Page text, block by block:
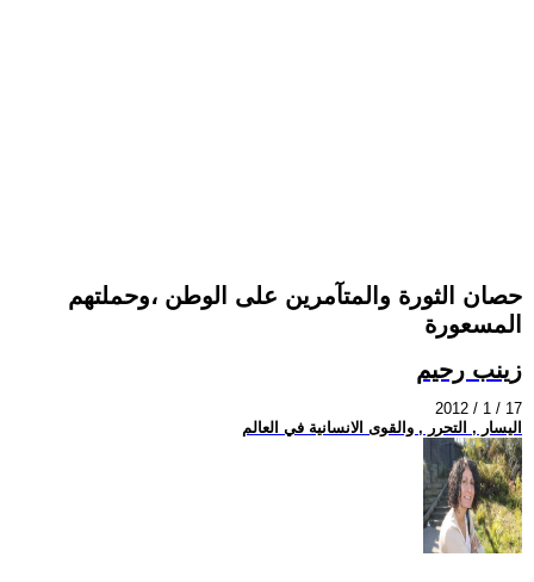
حصان الثورة والمتآمرين على الوطن ،وحملتهم
المسعورة
زينب رحيم
2012 / 1 / 17
اليسار , التحرر , والقوى الانسانية في العالم